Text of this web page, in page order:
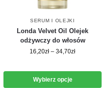
SERUM I OLEJKI
Londa Velvet Oil Olejek
odżywczy do włosów
16,20zł – 34,70zł
Wybierz opcje